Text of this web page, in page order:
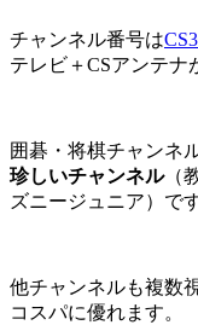
チャンネル番号は
テレビ＋CSアンテナ
囲碁・将棋チャンネ
珍しいチャンネル（
ズニージュニア）です
他チャンネルも複数
コスパに優れます。